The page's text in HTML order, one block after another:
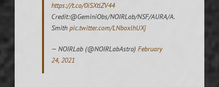
https://t.co/0iSXtlZV44
Credit:@GeminiObs/NOIRLab/NSF/AURA/A.
Smith pic.twitter.com/LNboxlhUXj
— NOIRLab (@NOIRLabAstro) February
24, 2021